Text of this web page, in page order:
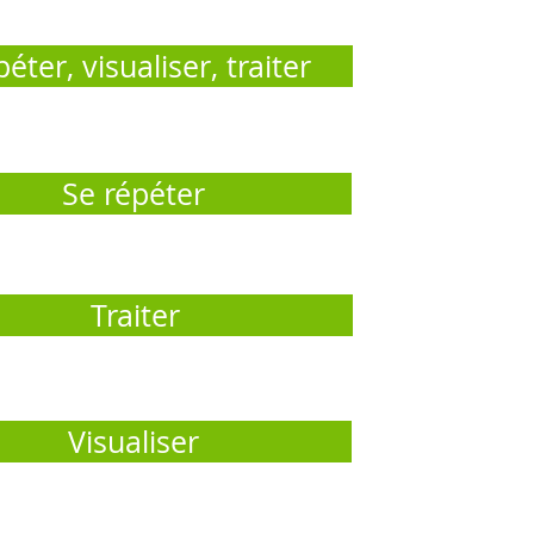
visualiser, traiter
Se répéter
Traiter
Visualiser